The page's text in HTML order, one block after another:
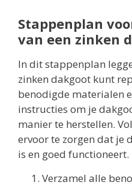
Stappenplan
van een zinken
In dit stappenplan
zinken dakgoot kunt
benodigde materialen
instructies om je
manier te herstellen.
ervoor te zorgen dat je
is en goed functioneert.
Verzamel alle